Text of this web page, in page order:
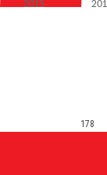
2015
178